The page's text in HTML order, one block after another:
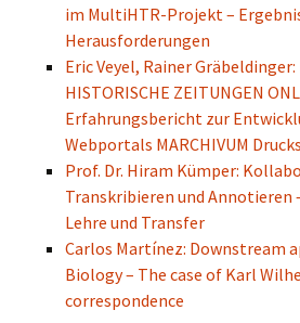
im MultiHTR-Projekt –
Herausforderungen
Eric Veyel, Rainer Gräbeldinger:
HISTORISCHE ZEITUNGEN
Erfahrungsbericht zur
Webportals MARCHIVUM
Prof. Dr. Hiram Kümper:
Transkribieren und Annotieren
Lehre und Transfer
Carlos Martínez: Downstream
Biology – The case of Karl
correspondence